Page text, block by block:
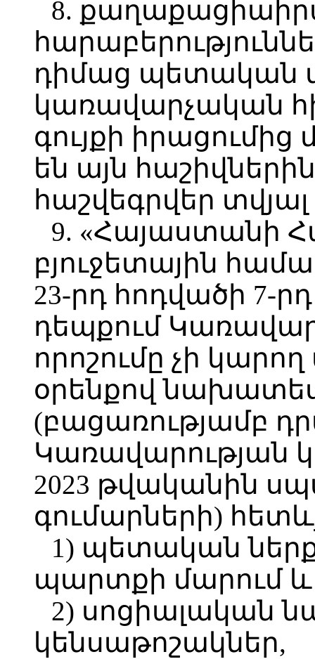
8.
դիմաց պետական
կառավարչական
գույքի իրացումից
են այն
հաշվեգրվեր
9. «Հայաստանի
բյուջետային
23-րդ հոդվածի
դեպքում
որոշումը չի կարող
օրենքով
(բացառությամբ
Կառավարության
2023 թվականին
գումարների)
1) պետական
պարտքի մարում
2) սոցիալական
կենսաթոշակներ,